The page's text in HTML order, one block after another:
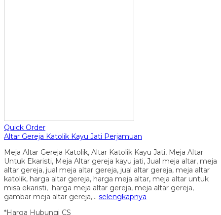
Quick Order
Altar Gereja Katolik Kayu Jati Perjamuan
Meja Altar Gereja Katolik, Altar Katolik Kayu Jati, Meja Altar
Untuk Ekaristi, Meja Altar gereja kayu jati, Jual meja altar, meja
altar gereja, jual meja altar gereja, jual altar gereja, meja altar
katolik, harga altar gereja, harga meja altar, meja altar untuk
misa ekaristi, harga meja altar gereja, meja altar gereja,
gambar meja altar gereja,… selengkapnya
*Harga Hubungi CS